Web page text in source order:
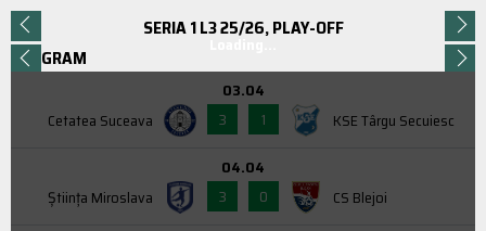
SERIA 1 L3 25/26, PLAY-OFF
PROGRAM
Cetatea Suceava
03.04
3
1 KSE Târgu Secuiesc
Știința Miroslava
04.04
3
0 CS Blejoi